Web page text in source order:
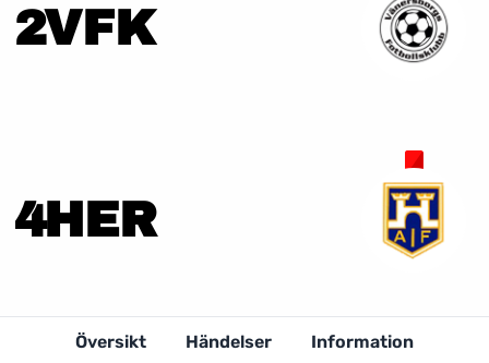
2VFK
4HER
Översikt Händelser Information